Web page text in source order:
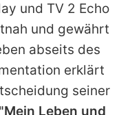
und TV 2 Echo
und gewährt
abseits des
erklärt
seiner
"Mein Leben und